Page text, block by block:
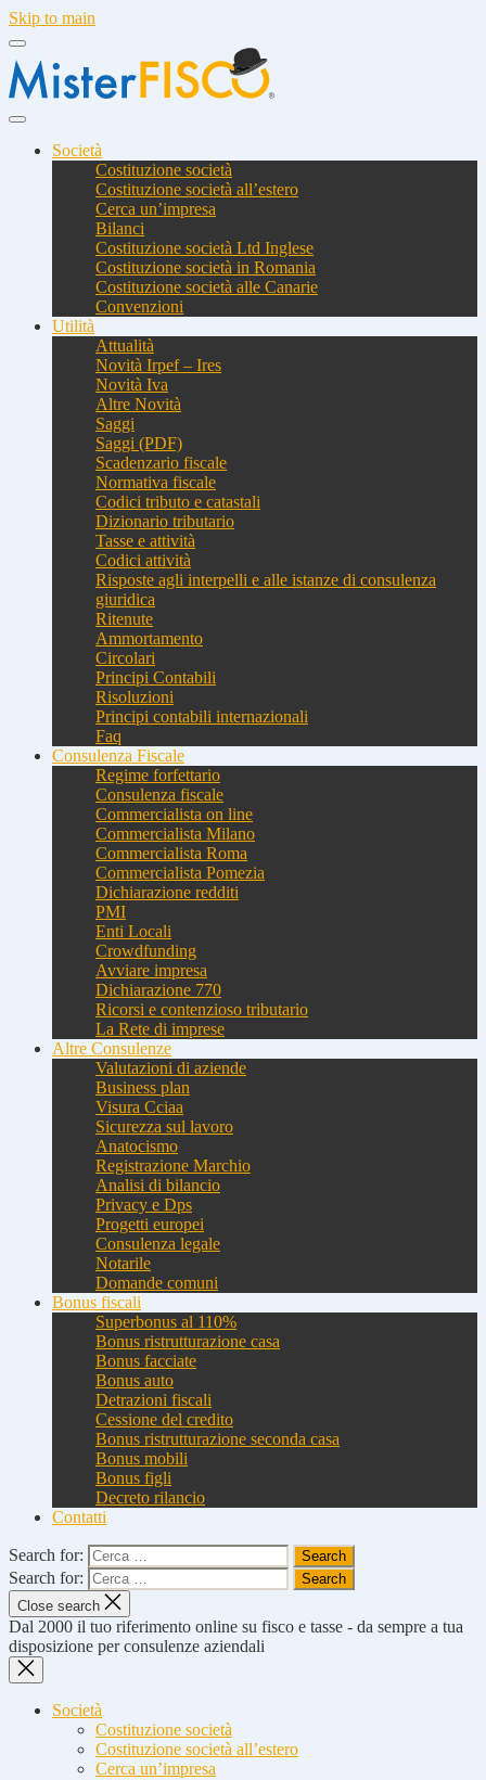
Skip to main
Società
Costituzione società
Costituzione società all’estero
Cerca un’impresa
Bilanci
Costituzione società Ltd Inglese
Costituzione società in Romania
Costituzione società alle Canarie
Convenzioni
Utilità
Attualità
Novità Irpef – Ires
Novità Iva
Altre Novità
Saggi
Saggi (PDF)
Scadenzario fiscale
Normativa fiscale
Codici tributo e catastali
Dizionario tributario
Tasse e attività
Codici attività
Risposte agli interpelli e alle istanze di consulenza
giuridica
Ritenute
Ammortamento
Circolari
Principi Contabili
Risoluzioni
Principi contabili internazionali
Faq
Consulenza Fiscale
Regime forfettario
Consulenza fiscale
Commercialista on line
Commercialista Milano
Commercialista Roma
Commercialista Pomezia
Dichiarazione redditi
PMI
Enti Locali
Crowdfunding
Avviare impresa
Dichiarazione 770
Ricorsi e contenzioso tributario
La Rete di imprese
Altre Consulenze
Valutazioni di aziende
Business plan
Visura Cciaa
Sicurezza sul lavoro
Anatocismo
Registrazione Marchio
Analisi di bilancio
Privacy e Dps
Progetti europei
Consulenza legale
Notarile
Domande comuni
Bonus fiscali
Superbonus al 110%
Bonus ristrutturazione casa
Bonus facciate
Bonus auto
Detrazioni fiscali
Cessione del credito
Bonus ristrutturazione seconda casa
Bonus mobili
Bonus figli
Decreto rilancio
Contatti
Search for:
Search for:
Close search
Dal 2000 il tuo riferimento online su fisco e tasse - da sempre a tua
disposizione per consulenze aziendali
Società
Costituzione società
Costituzione società all’estero
Cerca un’impresa